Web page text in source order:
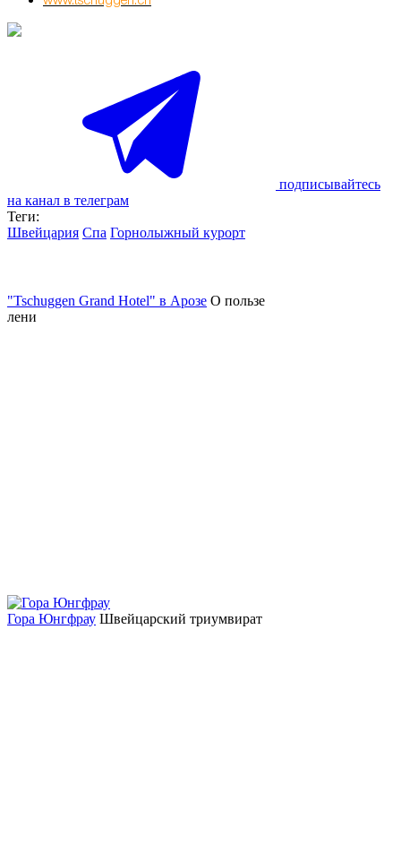
подписывайтесь
на канал в телеграм
Теги:
Швейцария Спа Горнолыжный курорт
"Tschuggen Grand Hotel" в Арозе О пользе
лени
Гора Юнгфрау Швейцарский триумвират